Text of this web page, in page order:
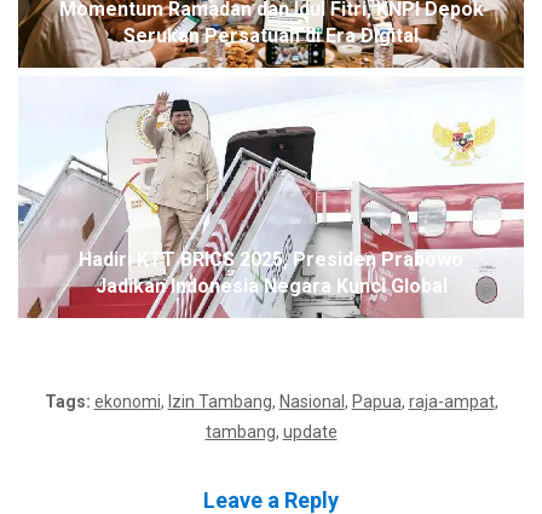
Momentum Ramadan dan Idul Fitri, KNPI Depok
Serukan Persatuan di Era Digital
Hadiri KTT BRICS 2025, Presiden Prabowo
Jadikan Indonesia Negara Kunci Global
Tags: ekonomi, Izin Tambang, Nasional , Papua, raja-ampat,
tambang, update
Leave a Reply